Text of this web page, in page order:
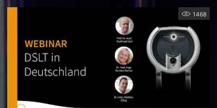
1468